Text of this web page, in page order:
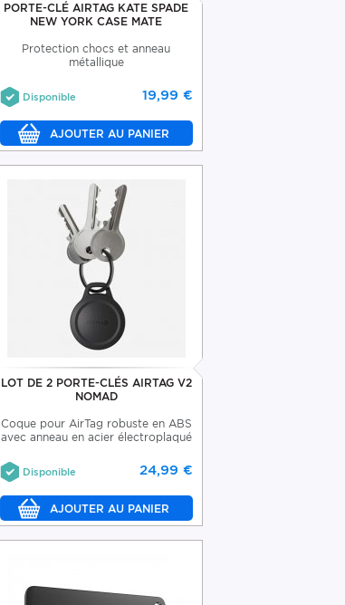
PORTE-CLÉ AIRTAG KATE SPADE
NEW YORK CASE MATE
Protection chocs et anneau
métallique
19,99 €
Disponible
LOT DE 2 PORTE-CLÉS AIRTAG V2
NOMAD
Coque pour AirTag robuste en ABS
avec anneau en acier électroplaqué
24,99 €
Disponible